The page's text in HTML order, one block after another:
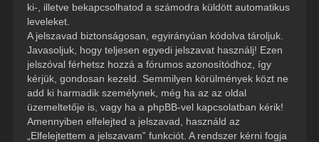
ki-, illetve bekapcsolhatod a számodra küldött automatikus
leveleket.
A jelszavad biztonságosan, egyirányúan kódolva tároljuk.
Javasoljuk, hogy teljesen egyedi jelszavat használj! Ezen
jelszóval férhetsz hozzá a fórumos azonosítódhoz, így
kérjük, gondosan kezeld. Semmilyen körülmények közt ne
add ki harmadik személynek, még ha az az oldal
üzemeltetője is, vagy ha a phpBB-vel kapcsolatban kérik!
Amennyiben elfelejted a jelszavad, használd az
„Elfelejtettem a jelszavam” funkciót. A rendszer kérni fogja